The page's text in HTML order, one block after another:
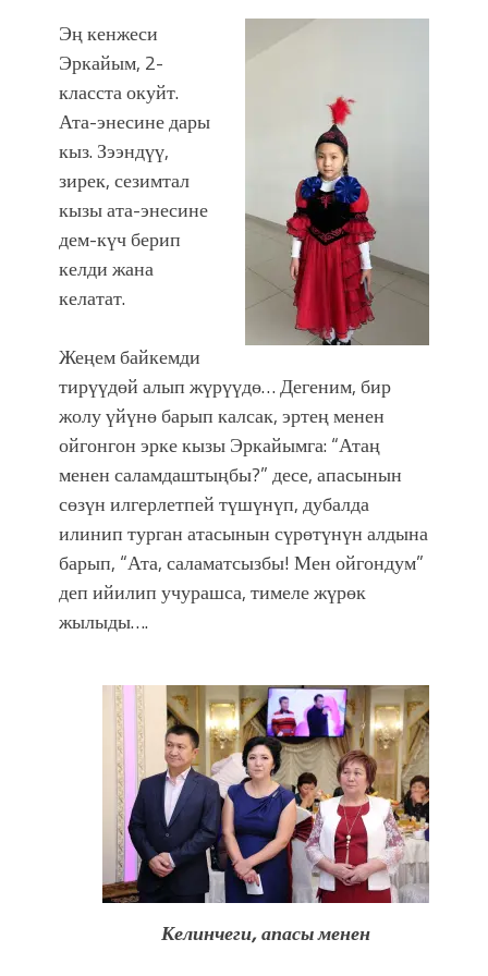
Эң кенжеси
Эркайым, 2-
класста окуйт.
Ата-энесине дары
кыз. Зээндүү,
зирек, сезимтал
кызы ата-энесине
дем-күч берип
келди жана
келатат.
Жеңем байкемди
тирүүдөй алып жүрүүдө… Дегеним, бир
жолу үйүнө барып калсак, эртең менен
ойгонгон эрке кызы Эркайымга: “Атаң
менен саламдаштыңбы?” десе, апасынын
сөзүн илгерлетпей түшүнүп, дубалда
илинип турган атасынын сүрөтүнүн алдына
барып, “Ата, саламатсызбы! Мен ойгондум”
деп ийилип учурашса, тимеле жүрөк
жылыды….
Келинчеги, апасы менен